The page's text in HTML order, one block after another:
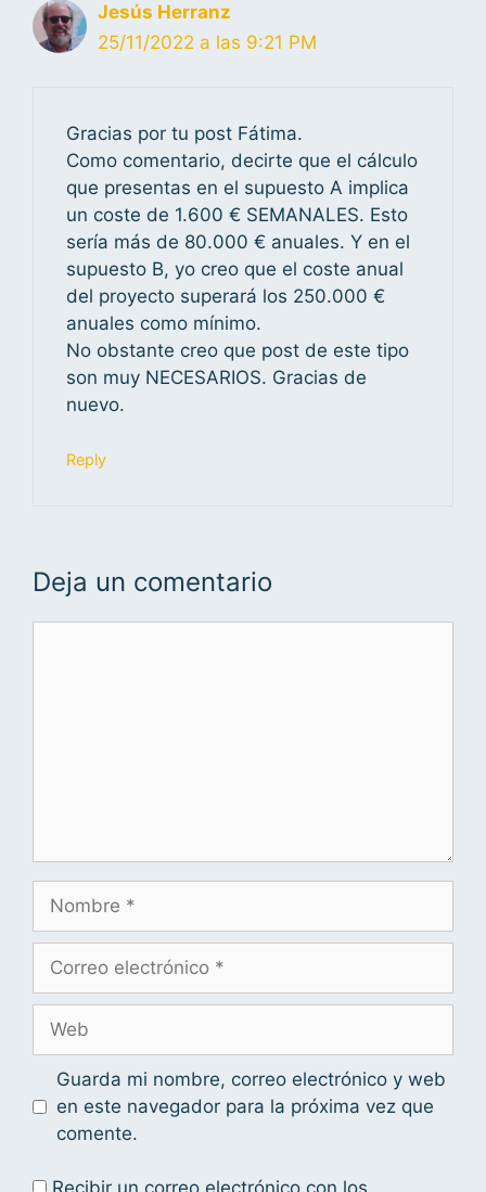
Jesús Herranz
25/11/2022 a las 9:21 PM
Gracias por tu post Fátima.
Como comentario, decirte que el cálculo
que presentas en el supuesto A implica
un coste de 1.600 € SEMANALES. Esto
sería más de 80.000 € anuales. Y en el
supuesto B, yo creo que el coste anual
del proyecto superará los 250.000 €
anuales como mínimo.
No obstante creo que post de este tipo
son muy NECESARIOS. Gracias de
nuevo.
Reply
Deja un comentario
Guarda mi nombre, correo electrónico y web
en este navegador para la próxima vez que
comente.